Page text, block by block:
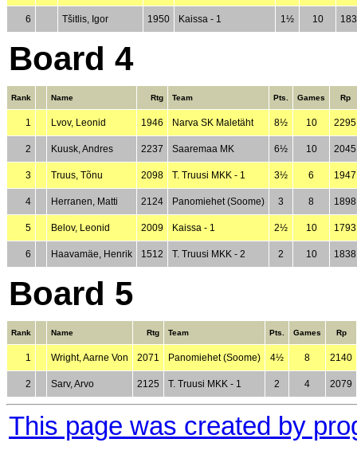
6 Tšitlis, Igor 1950 Kaissa - 1 1½ 10
Board 4
Rank Name Rtg Team Pts. Games Rp
1 Lvov, Leonid 1946 Narva SK Maletäht 8½ 10 2295
2 Kuusk, Andres 2237 Saaremaa MK 6½ 10 2045
3 Truus, Tõnu 2098 T. Truusi MKK - 1 3½ 6 1947
4 Herranen, Matti 2124 Panomiehet (Soome) 3 8 1898
5 Belov, Leonid 2009 Kaissa - 1 2½ 10 1793
6 Haavamäe, Henrik 1512 T. Truusi MKK - 2 2 10 1838
Board 5
Rank Name Rtg Team Pts. Games Rp
1 Wright, Aarne Von 2071 Panomiehet (Soome) 4½ 8 2140
2 Sarv, Arvo 2125 T. Truusi MKK - 1 2 4 2079
This page was created by